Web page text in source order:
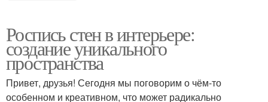
Роспись стен в интерьере:
создание уникального
пространства
Привет, друзья! Сегодня мы поговорим о чём-то
особенном и креативном, что может радикально